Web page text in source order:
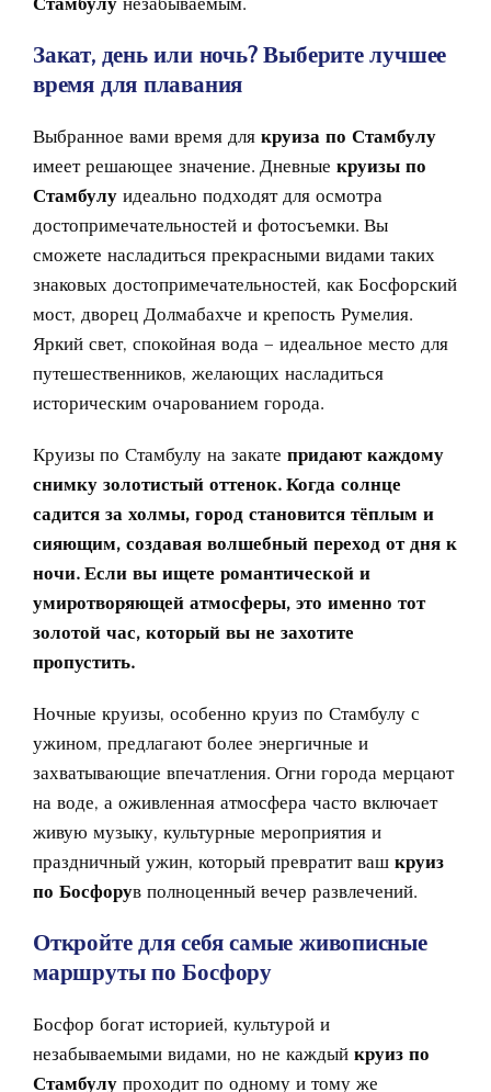
Закат, день или ночь? Выберите лучшее
время для плавания
Выбранное вами время для круиза по Стамбулу
имеет решающее значение. Дневные круизы по
Стамбулу идеально подходят для осмотра
достопримечательностей и фотосъемки. Вы
сможете насладиться прекрасными видами таких
знаковых достопримечательностей, как Босфорский
мост, дворец Долмабахче и крепость Румелия.
Яркий свет, спокойная вода – идеальное место для
путешественников, желающих насладиться
историческим очарованием города.
Круизы по Стамбулу на закате придают каждому
снимку золотистый оттенок. Когда солнце
садится за холмы, город становится тёплым и
сияющим, создавая волшебный переход от дня к
ночи. Если вы ищете романтической и
умиротворяющей атмосферы, это именно тот
золотой час, который вы не захотите
пропустить.
Ночные круизы, особенно круиз по Стамбулу с
ужином, предлагают более энергичные и
захватывающие впечатления. Огни города мерцают
на воде, а оживленная атмосфера часто включает
живую музыку, культурные мероприятия и
праздничный ужин, который превратит ваш круиз
по Босфорув полноценный вечер развлечений.
Откройте для себя самые живописные
маршруты по Босфору
Босфор богат историей, культурой и
незабываемыми видами, но не каждый круиз по
Стамбулу проходит по одному и тому же